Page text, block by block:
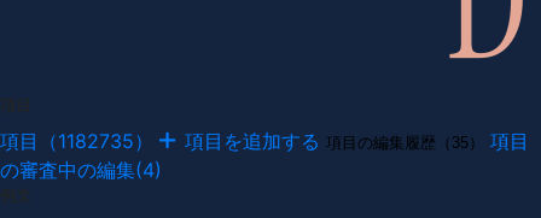
項目（1182735） 項目を追加する 項目の編集履歴（35）
項目
の審査中の編集(4)